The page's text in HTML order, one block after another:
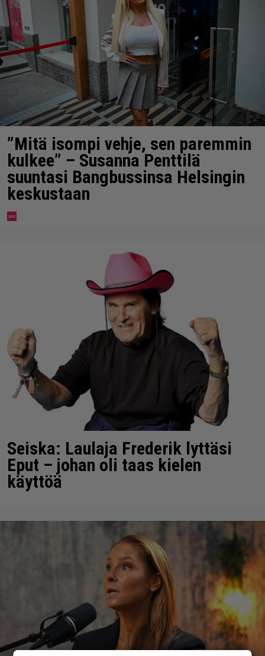
”Mitä isompi vehje, sen paremmin
kulkee” – Susanna Penttilä
suuntasi Bangbussinsa Helsingin
keskustaan
Seiska: Laulaja Frederik lyttäsi
Eput – johan oli taas kielen
käyttöä